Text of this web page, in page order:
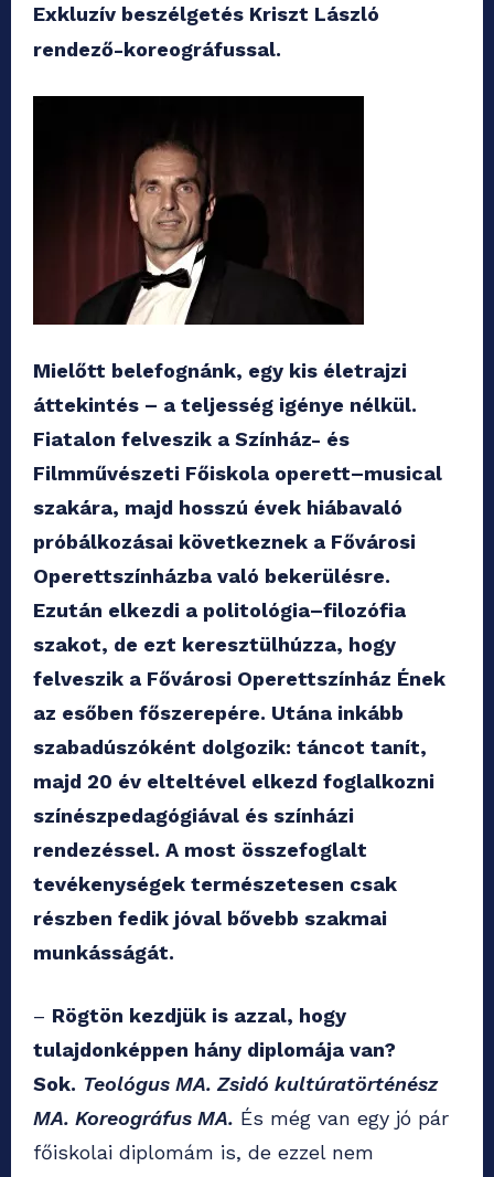
Exkluzív beszélgetés Kriszt László
rendező-koreográfussal.
Mielőtt belefognánk, egy kis életrajzi
áttekintés – a teljesség igénye nélkül.
Fiatalon felveszik a Színház- és
Filmművészeti Főiskola operett–musical
szakára, majd hosszú évek hiábavaló
próbálkozásai következnek a Fővárosi
Operettszínházba való bekerülésre.
Ezután elkezdi a politológia–filozófia
szakot, de ezt keresztülhúzza, hogy
felveszik a Fővárosi Operettszínház Ének
az esőben főszerepére. Utána inkább
szabadúszóként dolgozik: táncot tanít,
majd 20 év elteltével elkezd foglalkozni
színészpedagógiával és színházi
rendezéssel. A most összefoglalt
tevékenységek természetesen csak
részben fedik jóval bővebb szakmai
munkásságát.
– Rögtön kezdjük is azzal, hogy
tulajdonképpen hány diplomája van?
Sok. Teológus MA. Zsidó kultúratörténész
MA. Koreográfus MA. És még van egy jó pár
főiskolai diplomám is, de ezzel nem